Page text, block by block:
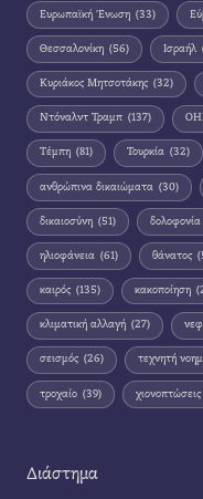
Ευρωπαϊκή Ένωση (33)
Θεσσαλονίκη (56) Ισραήλ
Κυριάκος Μητσοτάκης (32)
Ντόναλντ Τραμπ (137)
Τέμπη (81) Τουρκία (32)
ανθρώπινα δικαιώματα (30)
δικαιοσύνη (51) δολοφονία
ηλιοφάνεια (61) θάνατος
καιρός (135) κακοποίηση
κλιματική αλλαγή (27)
σεισμός (26) τεχνητή
τροχαίο (39) χιονοπτώσεις
Διάστημα